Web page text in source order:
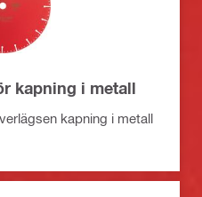
kapning i metall
kapning i metall